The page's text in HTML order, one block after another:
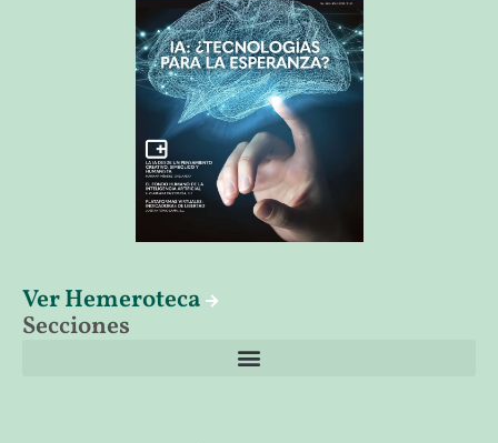
Ver Hemeroteca
Secciones